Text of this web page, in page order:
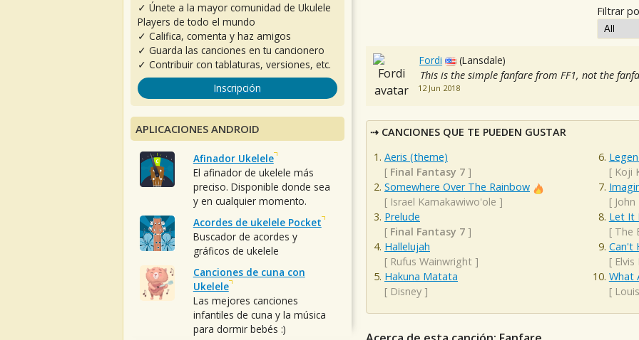
Filtrar
Fordi
(Lansdale)
This is the simple fanfare from FF1, not the
12 Jun 2018
CANCIONES QUE TE PUEDEN GUSTAR
Aeris (theme)
[ Final Fantasy 7 ]
Somewhere Over The Rainbow
[ Israel Kamakawiwo'ole ]
Prelude
[ Final Fantasy 7 ]
Hallelujah
[ Rufus Wainwright ]
Hakuna Matata
[ Disney ]
[ Koji
[
Let It
[ The
Can't
[ Elvis
What
[
✓ Únete a la mayor comunidad de Ukulele
Players de todo el mundo
✓ Califica, comenta y haz amigos
✓ Guarda las canciones en tu cancionero
✓ Contribuir con tablaturas, versiones, etc.
Inscripción
APLICACIONES ANDROID
Afinador Ukelele
El afinador de ukelele más
preciso. Disponible donde sea
y en cualquier momento.
Acordes de ukelele Pocket
Buscador de acordes y
gráficos de ukelele
Canciones de cuna con
Ukelele
Las mejores canciones
infantiles de cuna y la música
para dormir bebés :)